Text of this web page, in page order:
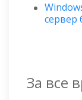
сервер
За все